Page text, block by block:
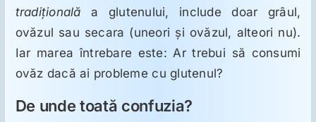
Dietă
ORL
tradiţională a glutenului, include doar grâul,
ovăzul sau secara (uneori şi ovăzul, alteori nu).
Iar marea întrebare este: Ar trebui să consumi
ovăz dacă ai probleme cu glutenul?
De unde toată confuzia?